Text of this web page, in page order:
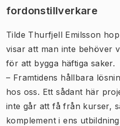
fordonstillverkare
Tilde Thurfjell Emilsson
visar att man inte behöver
för att bygga häftiga saker.
– Framtidens hållbara
hos oss. Ett sådant här
inte går att få från kurser,
komplement i ens